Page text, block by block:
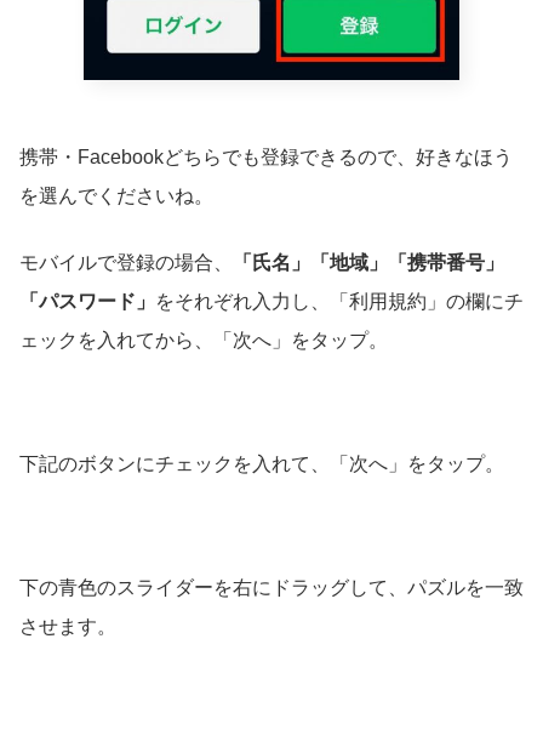
携帯・Facebookどちらでも登録できるので、好きなほう
を選んでくださいね。
モバイルで登録の場合、
「氏名」「地域」「携帯番号」
「パスワード」
をそれぞれ入力し、「利用規約」の欄にチ
ェックを入れてから、「次へ」をタップ。
下記のボタンにチェックを入れて、「次へ」をタップ。
下の青色のスライダーを右にドラッグして、パズルを一致
させます。